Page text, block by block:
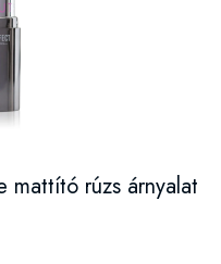
mattító rúzs árnyalat